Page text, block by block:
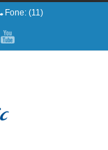
Fone: (11)